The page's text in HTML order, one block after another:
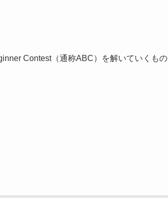
Contest（通称ABC）を解いていくもの